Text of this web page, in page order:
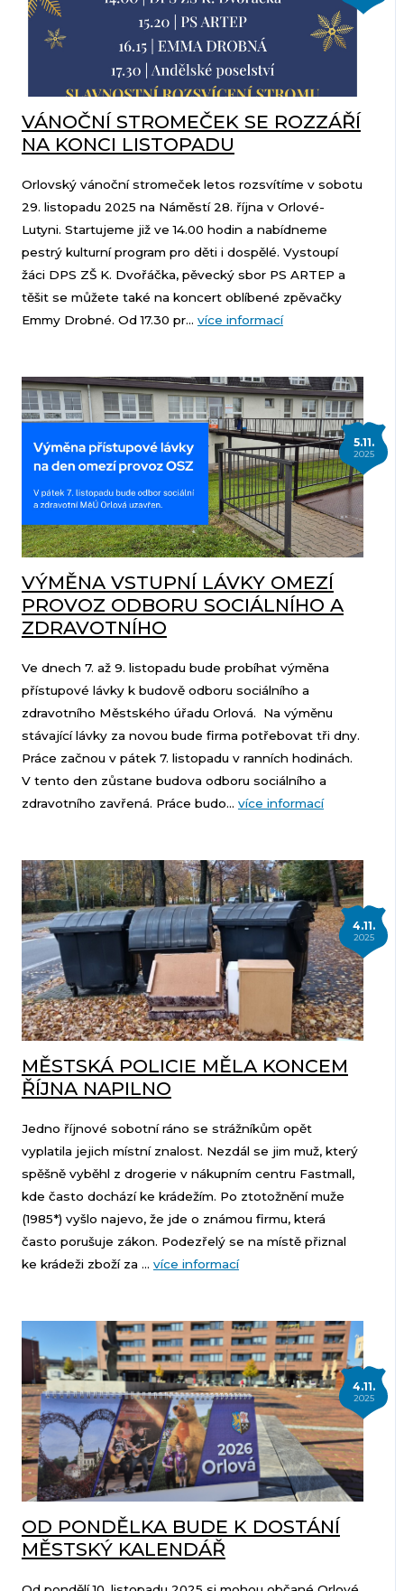
VÁNOČNÍ STROMEČEK SE ROZZÁŘÍ
NA KONCI LISTOPADU
Orlovský vánoční stromeček letos rozsvítíme v sobotu
29. listopadu 2025 na Náměstí 28. října v Orlové-
Lutyni. Startujeme již ve 14.00 hodin a nabídneme
pestrý kulturní program pro děti i dospělé. Vystoupí
žáci DPS ZŠ K. Dvořáčka, pěvecký sbor PS ARTEP a
těšit se můžete také na koncert oblíbené zpěvačky
Emmy Drobné. Od 17.30 pr... více informací
5.11.
2025
VÝMĚNA VSTUPNÍ LÁVKY OMEZÍ
PROVOZ ODBORU SOCIÁLNÍHO A
ZDRAVOTNÍHO
Ve dnech 7. až 9. listopadu bude probíhat výměna
přístupové lávky k budově odboru sociálního a
zdravotního Městského úřadu Orlová. Na výměnu
stávající lávky za novou bude firma potřebovat tři dny.
Práce začnou v pátek 7. listopadu v ranních hodinách.
V tento den zůstane budova odboru sociálního a
zdravotního zavřená. Práce budo... více informací
4.11.
2025
MĚSTSKÁ POLICIE MĚLA KONCEM
ŘÍJNA NAPILNO
Jedno říjnové sobotní ráno se strážníkům opět
vyplatila jejich místní znalost. Nezdál se jim muž, který
spěšně vyběhl z drogerie v nákupním centru Fastmall,
kde často dochází ke krádežím. Po ztotožnění muže
(1985*) vyšlo najevo, že jde o známou firmu, která
často porušuje zákon. Podezřelý se na místě přiznal
ke krádeži zboží za ... více informací
4.11.
2025
OD PONDĚLKA BUDE K DOSTÁNÍ
MĚSTSKÝ KALENDÁŘ